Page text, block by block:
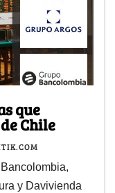
que
Chile
y Davivienda